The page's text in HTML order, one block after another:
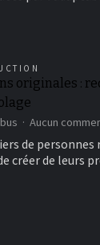
originales :
Aucun
de
créer de leurs